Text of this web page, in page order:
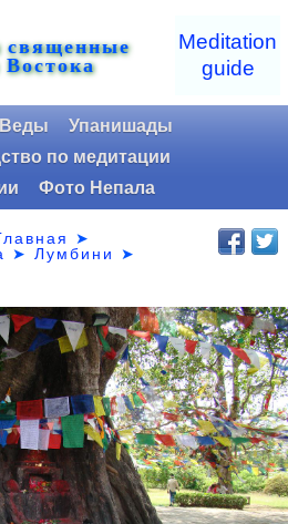
священные
Meditation
guide
Веды
Упанишады
по медитации
Фото Непала
➤
➤Лумбини
➤